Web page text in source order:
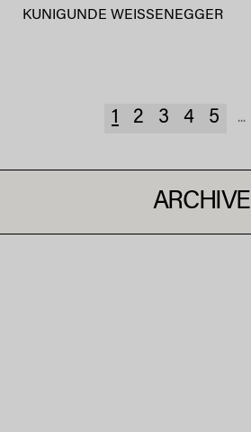
KUNIGUNDE WEISSENEGGER
1 2 3 4 5 ...
ARCHIVE